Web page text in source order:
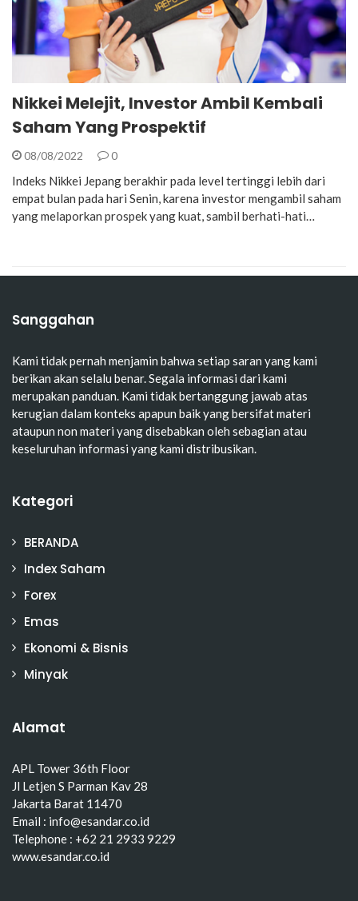
Nikkei Melejit, Investor Ambil Kembali
Saham Yang Prospektif
08/08/2022 0
Indeks Nikkei Jepang berakhir pada level tertinggi lebih dari
empat bulan pada hari Senin, karena investor mengambil saham
yang melaporkan prospek yang kuat, sambil berhati-hati…
Sanggahan
Kami tidak pernah menjamin bahwa setiap saran yang kami
berikan akan selalu benar. Segala informasi dari kami
merupakan panduan. Kami tidak bertanggung jawab atas
kerugian dalam konteks apapun baik yang bersifat materi
ataupun non materi yang disebabkan oleh sebagian atau
keseluruhan informasi yang kami distribusikan.
Kategori
BERANDA
Index Saham
Forex
Emas
Ekonomi & Bisnis
Minyak
Alamat
APL Tower 36th Floor
Jl Letjen S Parman Kav 28
Jakarta Barat 11470
Email : info@esandar.co.id
Telephone : +62 21 2933 9229
www.esandar.co.id